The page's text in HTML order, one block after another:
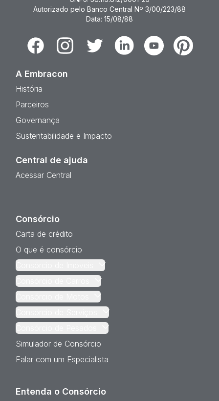
Autorizado pelo Banco Central Nº 3/00/223/88
Data: 15/08/88
FacebookInstagramTwitter LinkedinYoutubePinterest
A Embracon
História
Parceiros
Governança
Sustentabilidade e Impacto
Central de ajuda
Acessar Central
Consórcio
Carta de crédito
O que é consórcio
Consórcio de Imóveis
Consórcio de Carros
Consórcio de Motos
Consórcio de Serviços
Consórcio de Pesados
Simulador de Consórcio
Falar com um Especialista
Entenda o Consórcio